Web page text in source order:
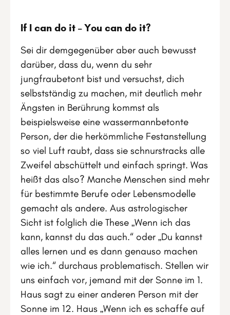
If I can do it – You can do it?
Sei dir demgegenüber aber auch bewusst
darüber, dass du, wenn du sehr
jungfraubetont bist und versuchst, dich
selbstständig zu machen, mit deutlich mehr
Ängsten in Berührung kommst als
beispielsweise eine wassermannbetonte
Person, der die herkömmliche Festanstellung
so viel Luft raubt, dass sie schnurstracks alle
Zweifel abschüttelt und einfach springt. Was
heißt das also? Manche Menschen sind mehr
für bestimmte Berufe oder Lebensmodelle
gemacht als andere. Aus astrologischer
Sicht ist folglich die These „Wenn ich das
kann, kannst du das auch.“ oder „Du kannst
alles lernen und es dann genauso machen
wie ich.“ durchaus problematisch. Stellen wir
uns einfach vor, jemand mit der Sonne im 1.
Haus sagt zu einer anderen Person mit der
Sonne im 12. Haus „Wenn ich es schaffe auf